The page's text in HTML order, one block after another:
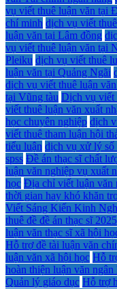
vụ viết thuê luận văn tại
chí minh dịch vụ viết
luận văn tại Lâm đồng
vụ viết thuê luận văn tại
Pleiku dịch vụ viết thuê
luận văn tại Quảng Ngãi
dịch vụ viết thuê luận
tại Vũng tàu Dịch vụ viết
viết thuê luận văn xuất
học chuyên nghiệp dịch
viết thuê tham luận hội
tiểu luận dịch vụ xử lý số
spss Đề án thạc sĩ chất
luận văn nghiệp vụ xuất
học Địa chỉ viết luận văn
thời gian hay khó khăn
Viết Sáng Kiến Kinh
thuê đề đề án thạc sĩ 2025
luận văn thạc sĩ xã hội
Hỗ trợ đề tài luận văn
luận văn xã hội học Hỗ
hoàn thiện luận văn ngân
Quản lý giáo dục Hỗ trợ